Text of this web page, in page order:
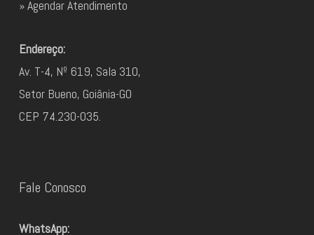
» Agendar Atendimento
Endereço:
Av. T-4, Nº 619, Sala 310,
Setor Bueno, Goiânia-GO
CEP 74.230-035.
Fale Conosco
WhatsApp: